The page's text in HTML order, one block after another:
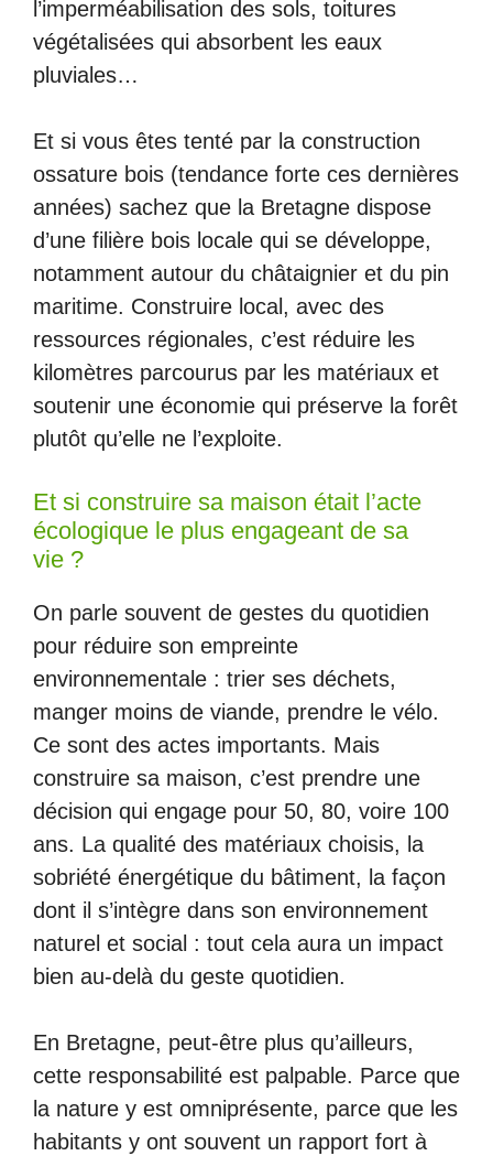
l’imperméabilisation des sols, toitures
végétalisées qui absorbent les eaux
pluviales…
Et si vous êtes tenté par la construction
ossature bois (tendance forte ces dernières
années) sachez que la Bretagne dispose
d’une filière bois locale qui se développe,
notamment autour du châtaignier et du pin
maritime. Construire local, avec des
ressources régionales, c’est réduire les
kilomètres parcourus par les matériaux et
soutenir une économie qui préserve la forêt
plutôt qu’elle ne l’exploite.
Et si construire sa maison était l’acte
écologique le plus engageant de sa
vie ?
On parle souvent de gestes du quotidien
pour réduire son empreinte
environnementale : trier ses déchets,
manger moins de viande, prendre le vélo.
Ce sont des actes importants. Mais
construire sa maison, c’est prendre une
décision qui engage pour 50, 80, voire 100
ans. La qualité des matériaux choisis, la
sobriété énergétique du bâtiment, la façon
dont il s’intègre dans son environnement
naturel et social : tout cela aura un impact
bien au-delà du geste quotidien.
En Bretagne, peut-être plus qu’ailleurs,
cette responsabilité est palpable. Parce que
la nature y est omniprésente, parce que les
habitants y ont souvent un rapport fort à